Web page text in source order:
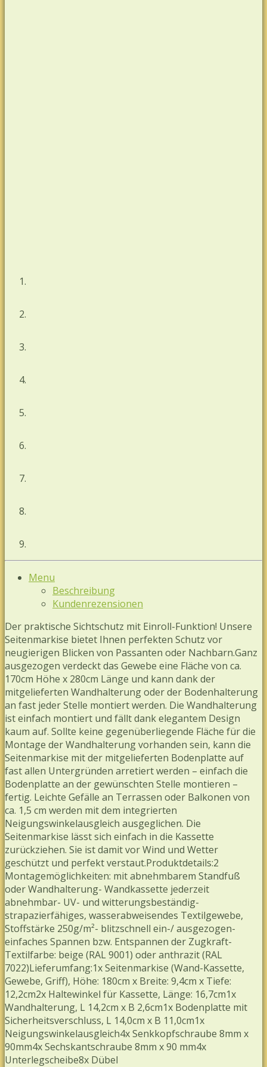
Menu
Beschreibung
Kundenrezensionen
Der praktische Sichtschutz mit Einroll-Funktion! Unsere
Seitenmarkise bietet Ihnen perfekten Schutz vor
neugierigen Blicken von Passanten oder Nachbarn.Ganz
ausgezogen verdeckt das Gewebe eine Fläche von ca.
170cm Höhe x 280cm Länge und kann dank der
mitgelieferten Wandhalterung oder der Bodenhalterung
an fast jeder Stelle montiert werden. Die Wandhalterung
ist einfach montiert und fällt dank elegantem Design
kaum auf. Sollte keine gegenüberliegende Fläche für die
Montage der Wandhalterung vorhanden sein, kann die
Seitenmarkise mit der mitgelieferten Bodenplatte auf
fast allen Untergründen arretiert werden – einfach die
Bodenplatte an der gewünschten Stelle montieren –
fertig. Leichte Gefälle an Terrassen oder Balkonen von
ca. 1,5 cm werden mit dem integrierten
Neigungswinkelausgleich ausgeglichen. Die
Seitenmarkise lässt sich einfach in die Kassette
zurückziehen. Sie ist damit vor Wind und Wetter
geschützt und perfekt verstaut.Produktdetails:2
Montagemöglichkeiten: mit abnehmbarem Standfuß
oder Wandhalterung- Wandkassette jederzeit
abnehmbar- UV- und witterungsbeständig-
strapazierfähiges, wasserabweisendes Textilgewebe,
Stoffstärke 250g/m²- blitzschnell ein-/ ausgezogen-
einfaches Spannen bzw. Entspannen der Zugkraft-
Textilfarbe: beige (RAL 9001) oder anthrazit (RAL
7022)Lieferumfang:1x Seitenmarkise (Wand-Kassette,
Gewebe, Griff), Höhe: 180cm x Breite: 9,4cm x Tiefe:
12,2cm2x Haltewinkel für Kassette, Länge: 16,7cm1x
Wandhalterung, L 14,2cm x B 2,6cm1x Bodenplatte mit
Sicherheitsverschluss, L 14,0cm x B 11,0cm1x
Neigungswinkelausgleich4x Senkkopfschraube 8mm x
90mm4x Sechskantschraube 8mm x 90 mm4x
Unterlegscheibe8x Dübel